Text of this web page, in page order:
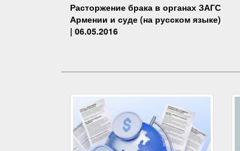
Расторжение брака в органах ЗАГС
Армении и суде (на русском языке)
| 06.05.2016